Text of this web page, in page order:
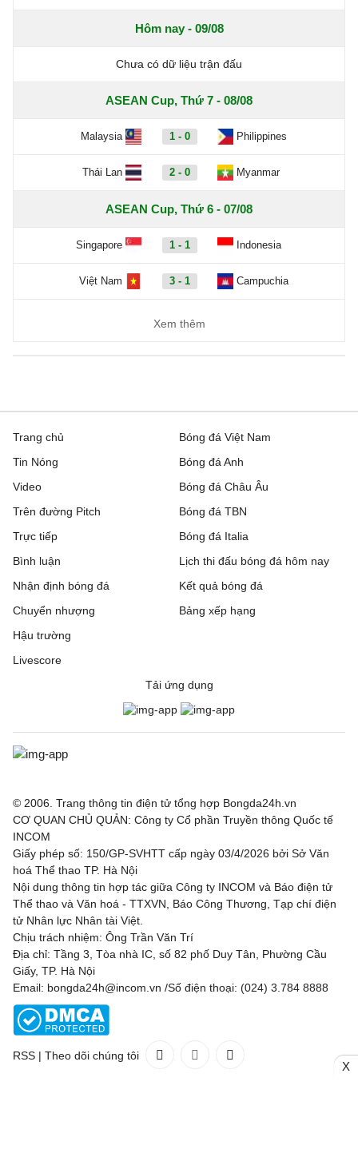
Hôm nay - 09/08
Chưa có dữ liệu trận đấu
ASEAN Cup, Thứ 7 - 08/08
Malaysia 1 - 0 Philippines
Thái Lan 2 - 0 Myanmar
ASEAN Cup, Thứ 6 - 07/08
Singapore 1 - 1 Indonesia
Việt Nam 3 - 1 Campuchia
Xem thêm
Trang chủ
Tin Nóng
Video
Trên đường Pitch
Trực tiếp
Bóng đá Việt Nam
Bóng đá Anh
Bóng đá Châu Âu
Bóng đá TBN
Bóng đá Italia
Bình luận
Nhận định bóng đá
Chuyển nhượng
Hậu trường
Livescore
Lịch thi đấu bóng đá hôm nay
Kết quả bóng đá
Bảng xếp hạng
Tải ứng dụng
© 2006. Trang thông tin điện tử tổng hợp Bongda24h.vn
CƠ QUAN CHỦ QUẢN: Công ty Cổ phần Truyền thông Quốc tế
INCOM
Giấy phép số: 150/GP-SVHTT cấp ngày 03/4/2026 bởi Sở Văn
hoá Thể thao TP. Hà Nội
Nội dung thông tin hợp tác giữa Công ty INCOM và Báo điện tử
Thể thao và Văn hoá - TTXVN, Báo Công Thương, Tạp chí điện
tử Nhân lực Nhân tài Việt.
Chịu trách nhiệm: Ông Trần Văn Trí
Địa chỉ: Tầng 3, Tòa nhà IC, số 82 phố Duy Tân, Phường Cầu
Giấy, TP. Hà Nội
Email: bongda24h@incom.vn /Số điện thoại: (024) 3.784 8888
RSS | Theo dõi chúng tôi
X